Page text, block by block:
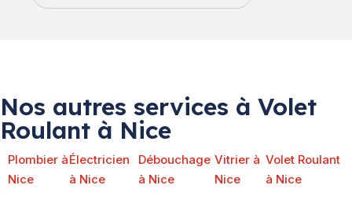
Nos autres services à Volet
Roulant à Nice
Plombier à
Nice
Électricien
à Nice
Débouchage
à Nice
Vitrier à
Nice
Volet Roulant
à Nice